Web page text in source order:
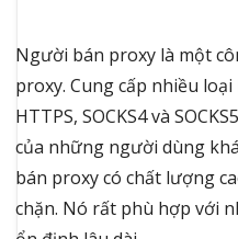
Người bán proxy là một
proxy. Cung cấp nhiều
HTTPS, SOCKS4 và
của những người dùng
bán proxy có chất lượng
chặn. Nó rất phù hợp với